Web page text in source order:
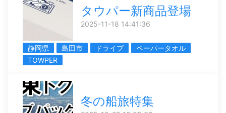
タウパー新商品登場
2025-11-18 14:41:36
静岡県 島田市 ドライブ
ペーパータオル
TOWPER
冬の船旅特集